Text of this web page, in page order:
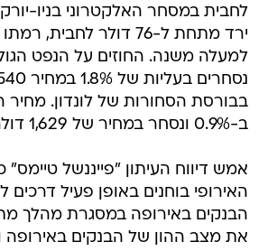
לחבית במסחר האלקטרוני בניו-
ירד מתחת ל-76 דולר
למעלה משנה. החוזים על הנפט
בבורסת הסחורות של לונדון. מחיר
ב-0.9% ונסחר במחיר של 1,629 דולר לאונקייה.
אמש דיווח העיתון "פייננשל טיימס"
האירופי בוחנים באופן פעיל
הבנקים באירופה במסגרת מהלך
את מצב ההון של הבנקים באירופה